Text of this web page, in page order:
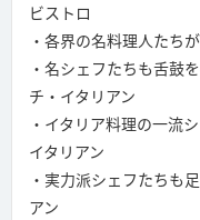
ビストロ
・各界の名料理人たち
・名シェフたちも舌鼓
チ・イタリアン
・イタリア料理の一流
イタリアン
・実力派シェフたちも
アン